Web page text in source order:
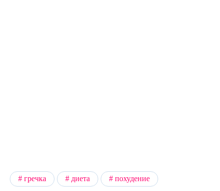
гречка диета похудение